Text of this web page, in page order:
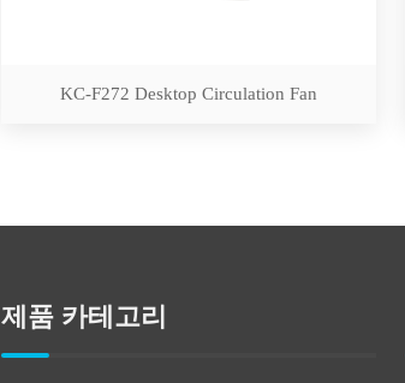
KC-F272 Desktop Circulation Fan
제품 카테고리